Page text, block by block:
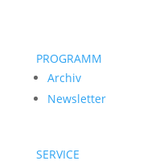
PROGRAMM
Archiv
Newsletter
SERVICE